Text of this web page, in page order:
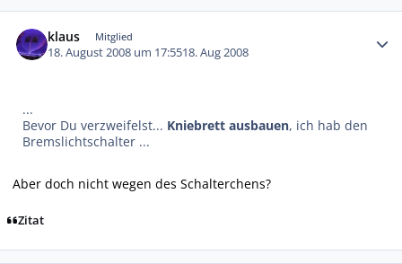
klaus Mitglied
18. August 2008 um 17:5518. Aug 2008
...
Bevor Du verzweifelst... Kniebrett ausbauen, ich hab den
Bremslichtschalter ...
Aber doch nicht wegen des Schalterchens?
Zitat